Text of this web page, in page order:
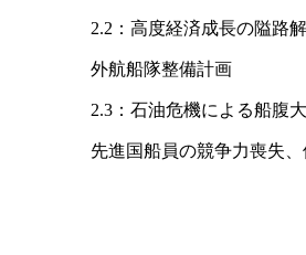
2.2：高度経済成長の隘路
外航船隊整備計画
2.3：石油危機による船腹
先進国船員の競争力喪失